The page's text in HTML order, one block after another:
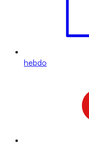
hebdo